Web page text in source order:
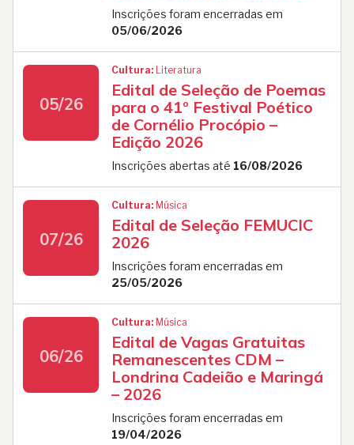
Inscrições foram encerradas em
05/06/2026
05/26
Cultura: Literatura
Edital de Seleção de Poemas
para o 41º Festival Poético
de Cornélio Procópio –
Edição 2026
Inscrições abertas até 16/08/2026
07/26
Cultura: Música
Edital de Seleção FEMUCIC
2026
Inscrições foram encerradas em
25/05/2026
06/26
Cultura: Música
Edital de Vagas Gratuitas
Remanescentes CDM –
Londrina Cadeião e Maringá
– 2026
Inscrições foram encerradas em
19/04/2026